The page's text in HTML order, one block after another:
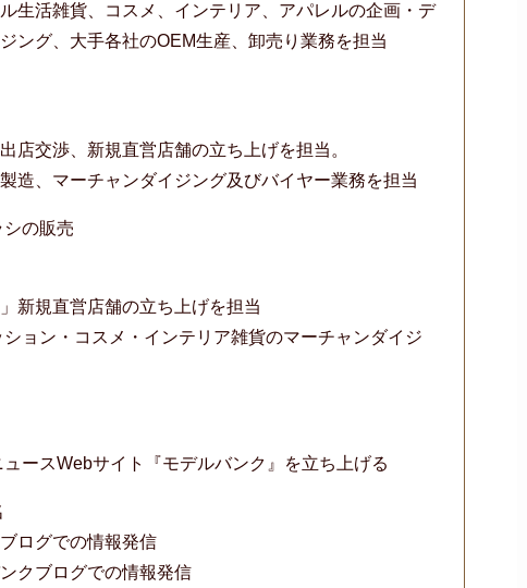
生活雑貨、コスメ、インテリア、アパレルの企画・デ
ング、大手各社のOEM生産、卸売り業務を担当
店交渉、新規直営店舗の立ち上げを担当。
造、マーチャンダイジング及びバイヤー業務を担当
シの販売
新規直営店舗の立ち上げを担当
ョン・コスメ・インテリア雑貨のマーチャンダイジ
ースWebサイト『モデルバンク』を立ち上げる
ログでの情報発信
クブログでの情報発信